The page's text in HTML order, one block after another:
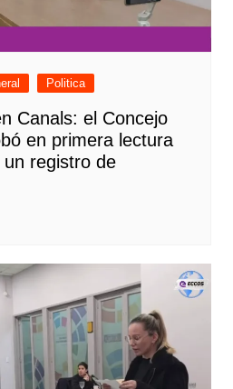
Politica
Canals: el Concejo
en primera lectura
registro de